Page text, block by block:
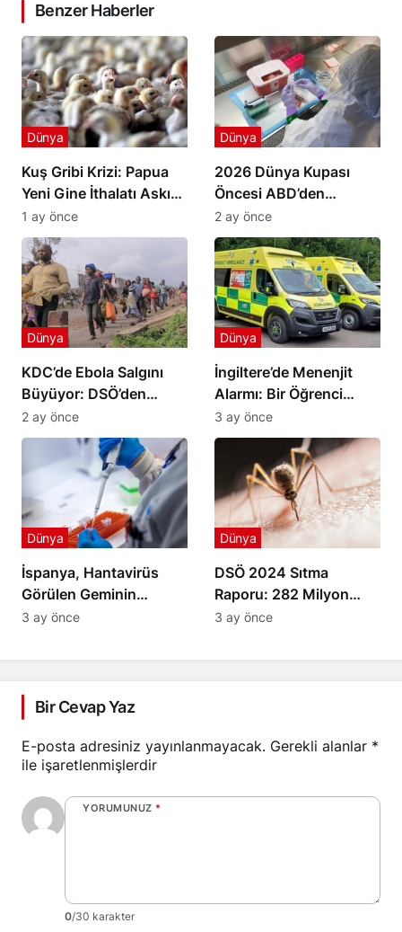
Benzer Haberler
Kuş Gribi Krizi: Papua
Yeni Gine İthalatı Askıya
Aldı
Dünya
1 ay önce
2026 Dünya Kupası
Öncesi ABD’den
Havalimanlarında Ebola
Önlemi
Dünya
2 ay önce
KDC’de Ebola Salgını
Büyüyor: DSÖ’den
Gruplara Ateşkes
Çağrısı
Dünya
2 ay önce
İngiltere’de Menenjit
Alarmı: Bir Öğrenci
Yaşamını Yitirdi
Dünya
3 ay önce
İspanya, Hantavirüs
Görülen Geminin
Limana Yanaşmasına
Dünya
3 ay önce
DSÖ 2024 Sıtma
Raporu: 282 Milyon
Vaka ve 610 Bin Ölüm
Dünya
3 ay önce
Bir Cevap Yaz
E-posta adresiniz yayınlanmayacak. Gerekli alanlar *
ile işaretlenmişlerdir
YORUMUNUZ *
0/30 karakter